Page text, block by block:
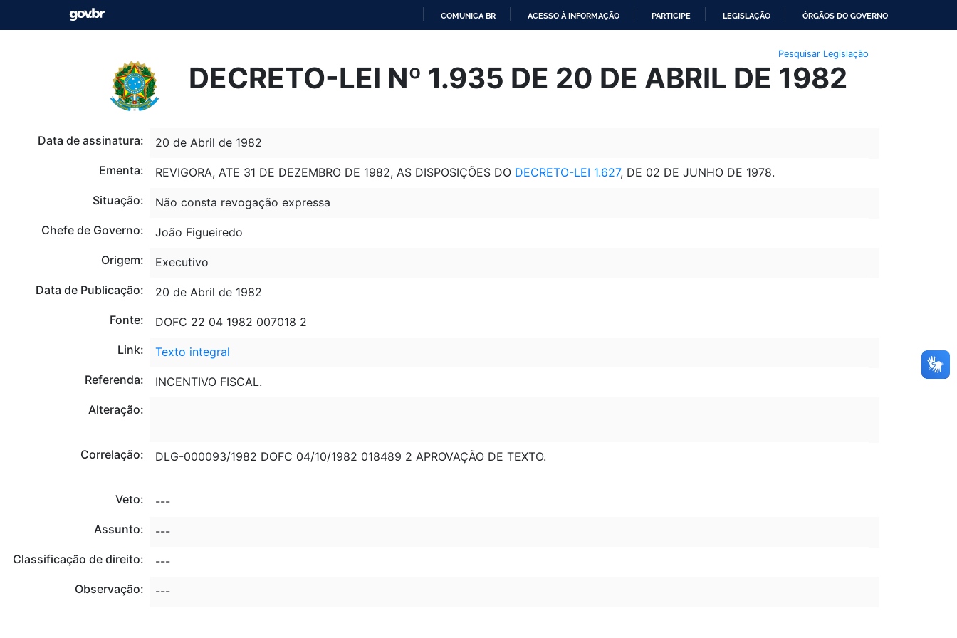
O
CONTEÚDO
COMUNICA BR ACESSO À INFORMAÇÃO PARTICIPE LEGISLAÇÃO ÓRGÃOS DO GOVERNO
Pesquisar Legislação
DECRETO-LEI Nº 1.935 DE 20 DE ABRIL DE 1982
Data de assinatura:
20 de Abril de 1982
Ementa:
REVIGORA, ATE 31 DE DEZEMBRO DE 1982, AS DISPOSIÇÕES DO DECRETO-LEI 1.627, DE 02 DE JUNHO DE 1978.
Situação:
Não consta revogação expressa
Chefe de Governo:
João Figueiredo
Origem:
Executivo
Data de Publicação:
20 de Abril de 1982
Fonte:
DOFC 22 04 1982 007018 2
Link:
Texto integral
Referenda:
INCENTIVO FISCAL.
Alteração:
Correlação: DLG-000093/1982 DOFC 04/10/1982 018489 2 APROVAÇÃO DE TEXTO.
Veto:
---
Assunto:
---
Classificação de direito:
---
Observação:
---